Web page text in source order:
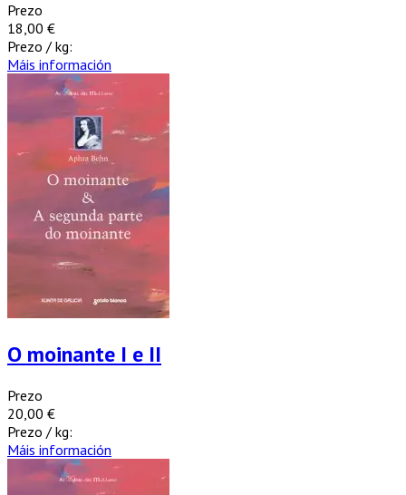
Prezo
18,00 €
Prezo / kg:
Máis información
O moinante I e II
Prezo
20,00 €
Prezo / kg:
Máis información